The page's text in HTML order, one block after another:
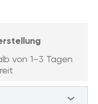
von 1–3 Tagen